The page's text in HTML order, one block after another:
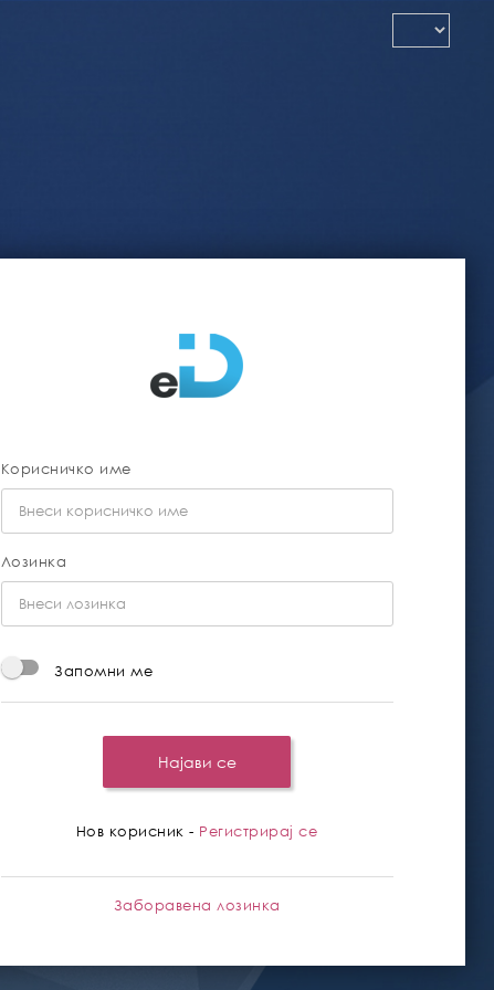
Корисничко име
Лозинка
Запомни ме
Најави се
Нов корисник - Регистрирај се
Заборавена лозинка